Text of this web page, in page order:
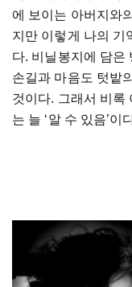
에 보이는 아버지와
지만 이렇게 나의 기
다. 비닐봉지에 담은
손길과 마음도 텃밭
것이다. 그래서 비록
는 늘 ‘알 수 있음’이